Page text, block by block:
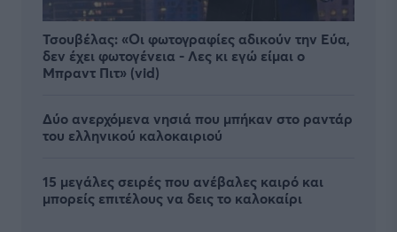
Τσουβέλας: «Οι φωτογραφίες αδικούν την Εύα,
δεν έχει φωτογένεια - Λες κι εγώ είμαι ο
Μπραντ Πιτ» (vid)
Δύο ανερχόμενα νησιά που μπήκαν στο ραντάρ
του ελληνικού καλοκαιριού
15 μεγάλες σειρές που ανέβαλες καιρό και
μπορείς επιτέλους να δεις το καλοκαίρι